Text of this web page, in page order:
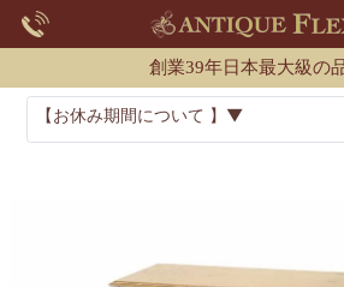
創業39年日本最大級の
【お休み期間について 】▼